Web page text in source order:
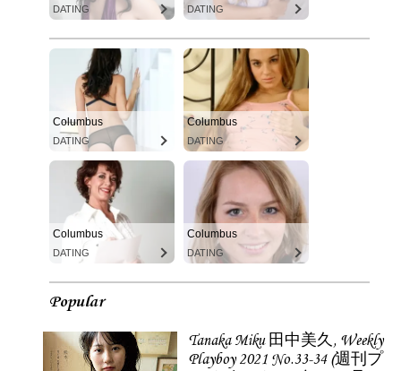
DATING DATING
Columbus
DATING
Columbus
DATING
Columbus
DATING
Columbus
DATING
Popular
Tanaka Miku 田中美久, Weekly
Playboy 2021 No.33-34 (週刊プ